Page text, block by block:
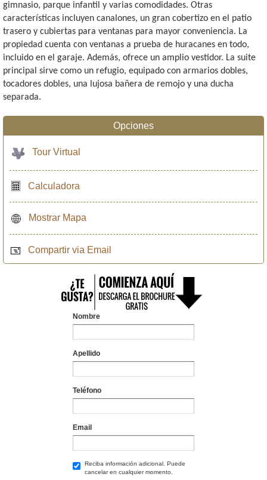
gimnasio, parque infantil y varias comodidades. Otras
características incluyen canalones, un gran cobertizo en el patio
trasero y cubiertas para ventanas para mayor conveniencia. La
propiedad cuenta con ventanas a prueba de huracanes en todo,
incluido en el garaje. Además, ofrece un amplio vestidor. La suite
principal sirve como un refugio, equipado con armarios dobles,
tocadores dobles, una lujosa bañera de remojo y una ducha
separada.
Opciones
Tour Virtual
Calculadora
Mostrar Mapa
Compartir via Email
Nombre
Apellido
Teléfono
Email
Reciba información adicional. Puede
cancelar en cualquier momento.